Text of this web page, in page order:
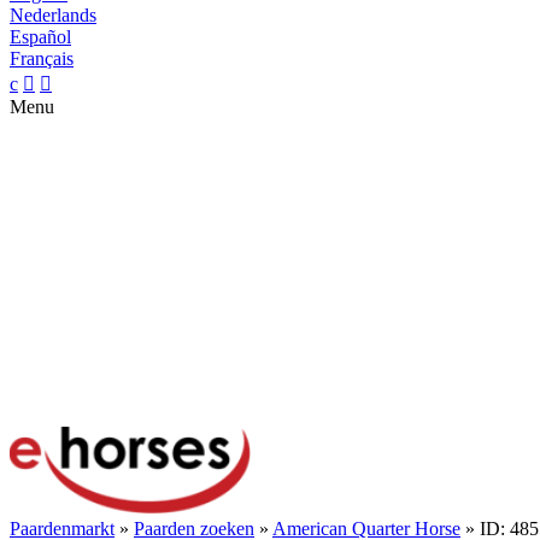
Nederlands
Español
Français
c  
Menu
Paardenmarkt » Paarden zoeken » American Quarter Horse » ID: